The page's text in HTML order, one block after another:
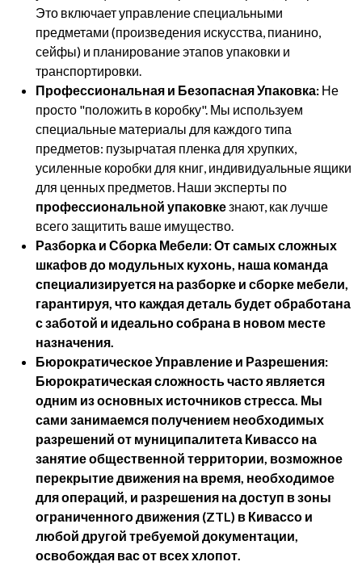
Это включает управление специальными
предметами (произведения искусства, пианино,
сейфы) и планирование этапов упаковки и
транспортировки.
Профессиональная и Безопасная Упаковка: Не
просто "положить в коробку". Мы используем
специальные материалы для каждого типа
предметов: пузырчатая пленка для хрупких,
усиленные коробки для книг, индивидуальные ящики
для ценных предметов. Наши эксперты по
профессиональной упаковкезнают, как лучше
всего защитить ваше имущество.
Разборка и Сборка Мебели: От самых сложных
шкафов до модульных кухонь, наша команда
специализируется на разборке и сборке мебели,
гарантируя, что каждая деталь будет обработана
с заботой и идеально собрана в новом месте
назначения.
Бюрократическое Управление и Разрешения:
Бюрократическая сложность часто является
одним из основных источников стресса. Мы
сами занимаемся получением необходимых
разрешений от муниципалитета Кивассо на
занятие общественной территории, возможное
перекрытие движения на время, необходимое
для операций, и разрешения на доступ в зоны
ограниченного движения (ZTL) в Кивассо и
любой другой требуемой документации,
освобождая вас от всех хлопот.